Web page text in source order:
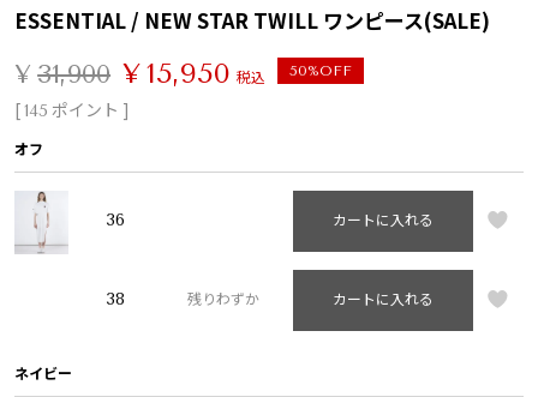
ESSENTIAL / NEW STAR TWILL ワンピース(SALE)
¥ 31,900 ¥15,950 税込 50%OFF
[145 ポイント ]
オフ
36 カートに入れる
38 残りわずか カートに入れる
ネイビー